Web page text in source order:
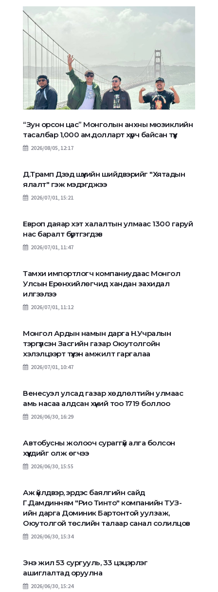
“Зун орсон цас” Монголын анхны мюзиклийн
тасалбар 1,000 ам.долларт хүрч байсан түүх
2026/08/05, 12:17
Д.Трамп Дээд шүүхийн шийдвэрийг "Хятадын
ялалт" гэж мэдэгджээ
2026/07/01, 15:21
Европ даяар хэт халалтын улмаас 1300 гаруй
нас баралт бүртгэгдэв
2026/07/01, 11:47
Тамхи импортлогч компаниудаас Монгол
Улсын Ерөнхийлөгчид хандан захидал
илгээлээ
2026/07/01, 11:12
Монгол Ардын намын дарга Н.Учралын
тэргүүлсэн Засгийн газар Оюутолгойн
хэлэлцээрт түүхэн амжилт гаргалаа
2026/07/01, 10:47
Венесуэл улсад газар хөдлөлтийн улмаас
амь насаа алдсан хүний тоо 1719 боллоо
2026/06/30, 16:29
Автобусны жолооч сураггүй алга болсон
хүүхдийг олж өгчээ
2026/06/30, 15:55
Аж үйлдвэр, эрдэс баялгийн сайд
Г.Дамдинням "Рио Тинто" компанийн ТУЗ-
ийн дарга Доминик Бартонтой уулзаж,
Оюутолгой төслийн талаар санал солилцов
2026/06/30, 15:34
Энэ жил 53 сургууль, 33 цэцэрлэг
ашиглалтад оруулна
2026/06/30, 15:24